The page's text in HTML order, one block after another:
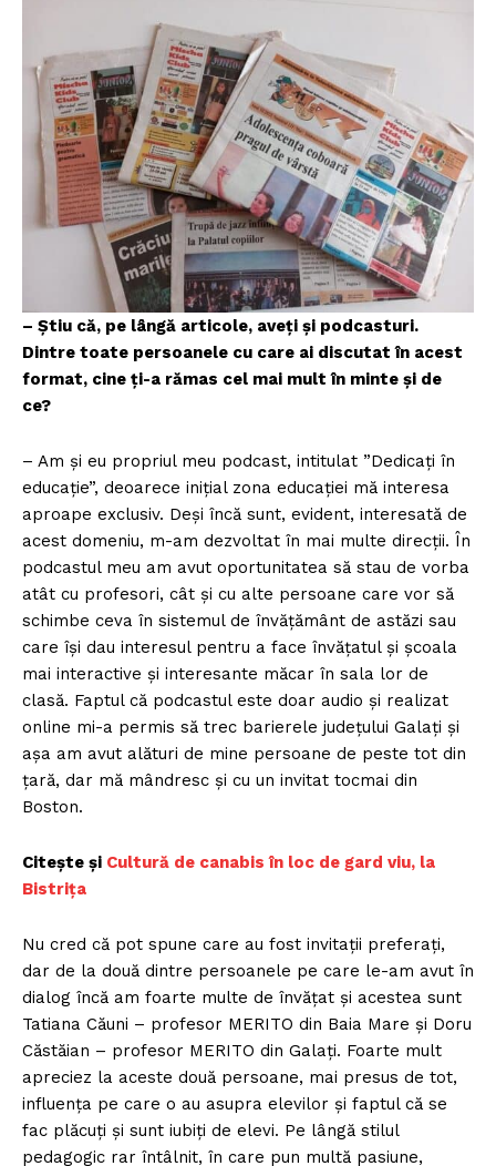
– Ştiu că, pe lângă articole, aveţi şi podcasturi.
Dintre toate persoanele cu care ai discutat în acest
format, cine ți-a rămas cel mai mult în minte și de
ce?
– Am și eu propriul meu podcast, intitulat ”Dedicați în
educație”, deoarece inițial zona educației mă interesa
aproape exclusiv. Deși încă sunt, evident, interesată de
acest domeniu, m-am dezvoltat în mai multe direcţii. În
podcastul meu am avut oportunitatea să stau de vorba
atât cu profesori, cât și cu alte persoane care vor să
schimbe ceva în sistemul de învățământ de astăzi sau
care își dau interesul pentru a face învățatul și școala
mai interactive și interesante măcar în sala lor de
clasă. Faptul că podcastul este doar audio și realizat
online mi-a permis să trec barierele județului Galați și
așa am avut alături de mine persoane de peste tot din
țară, dar mă mândresc și cu un invitat tocmai din
Boston.
Citește și Cultură de canabis în loc de gard viu, la
Bistrița
Nu cred că pot spune care au fost invitații preferați,
dar de la două dintre persoanele pe care le-am avut în
dialog încă am foarte multe de învățat şi acestea sunt
Tatiana Căuni – profesor MERITO din Baia Mare și Doru
Căstăian – profesor MERITO din Galați. Foarte mult
apreciez la aceste două persoane, mai presus de tot,
influența pe care o au asupra elevilor și faptul că se
fac plăcuți și sunt iubiți de elevi. Pe lângă stilul
pedagogic rar întâlnit, în care pun multă pasiune,